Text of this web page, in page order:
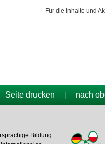
Für die Inhalte und
Seite drucken nach
Bildung